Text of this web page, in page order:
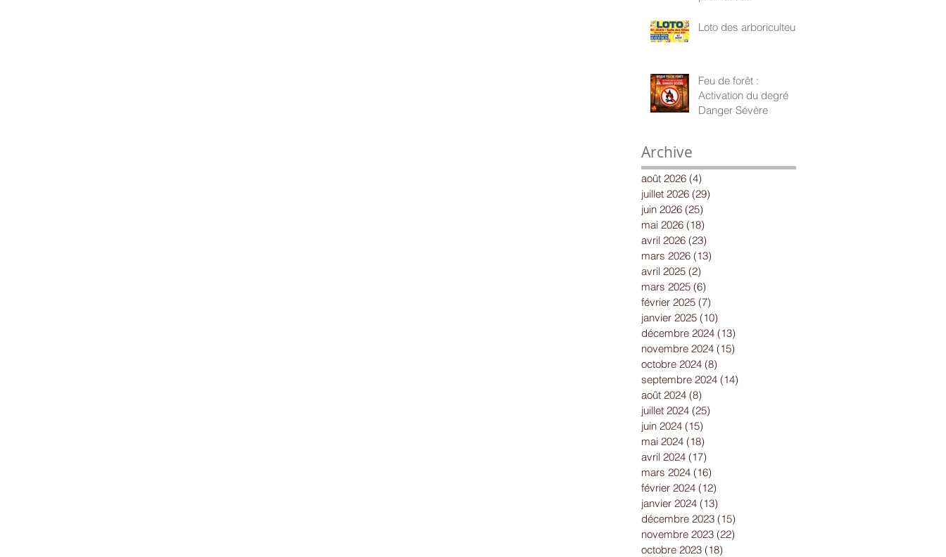
Loto des arboriculteurs
Feu de forêt :
Activation du degré
Danger Sévère
Archive
août 2026 (4)
juillet 2026 (29)
juin 2026 (25)
mai 2026 (18)
avril 2026 (23)
mars 2026 (13)
avril 2025 (2)
mars 2025 (6)
février 2025 (7)
janvier 2025 (10)
décembre 2024 (13)
novembre 2024 (15)
octobre 2024 (8)
septembre 2024 (14)
août 2024 (8)
juillet 2024 (25)
juin 2024 (15)
mai 2024 (18)
avril 2024 (17)
mars 2024 (16)
février 2024 (12)
janvier 2024 (13)
décembre 2023 (15)
novembre 2023 (22)
octobre 2023 (18)